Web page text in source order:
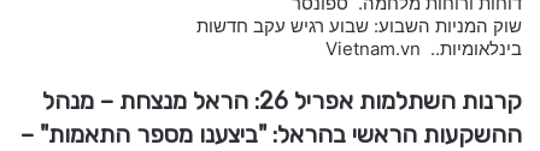
שוק המניות השבוע: שבוע רגיש עקב חדשות
בינלאומיות.. Vietnam.vn
קרנות השתלמות אפריל 26: הראל מנצחת – מנהל
ההשקעות הראשי בהראל: "ביצענו מספר התאמות" –